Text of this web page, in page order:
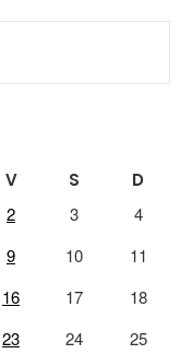
V S
D
2 3
4
9 10
11
16 17
18
23 24
25